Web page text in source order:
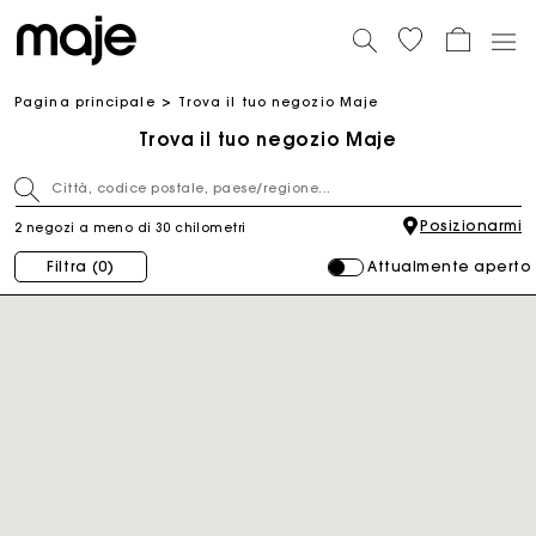
Pagina principale Trova il tuo negozio Maje
Trova il tuo negozio Maje
2 negozi a meno di 30 chilometri Posizionarmi
Filtra (0) Attualmente aperto